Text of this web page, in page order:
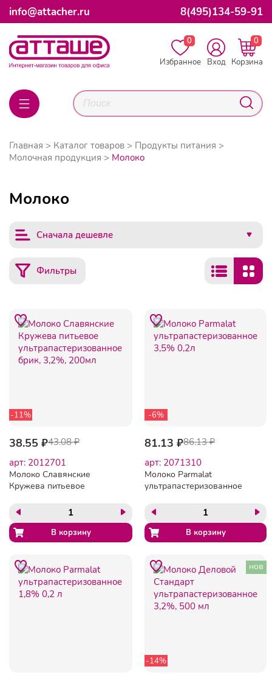
info@attacher.ru 8(495)134-59-91
0
Избранное
Вход
0
Корзина
Главная Каталог товаров
Продукты питания
Молочная продукция
Молоко
Молоко
Сначала дешевле
Фильтры
-11%
38.55 ₽43.08 ₽
арт: 2012701
Молоко Славянские
Кружева питьевое
брик, 3,2%, 200мл
-6%
81.13 ₽86.13 ₽
арт: 2071310
Молоко Parmalat
ультрапастеризованное
-14%
нов